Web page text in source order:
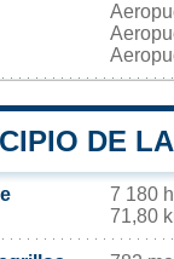
DE
7 180
71,80